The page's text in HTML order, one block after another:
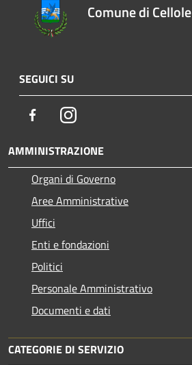
Comune di Cellole
SEGUICI SU
FacebookInstagram
AMMINISTRAZIONE
Organi di Governo
Aree Amministrative
Uffici
Enti e fondazioni
Politici
Personale Amministrativo
Documenti e dati
CATEGORIE DI SERVIZIO